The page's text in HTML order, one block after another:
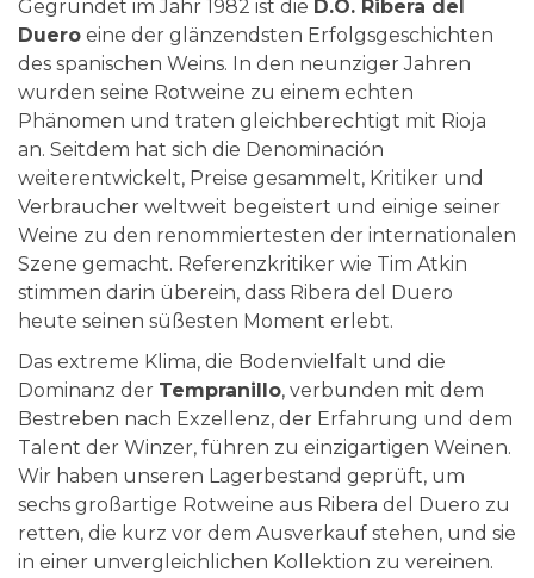
Gegründet im Jahr 1982 ist die D.O. Ribera del
Duero eine der glänzendsten Erfolgsgeschichten
des spanischen Weins. In den neunziger Jahren
wurden seine Rotweine zu einem echten
Phänomen und traten gleichberechtigt mit Rioja
an. Seitdem hat sich die Denominación
weiterentwickelt, Preise gesammelt, Kritiker und
Verbraucher weltweit begeistert und einige seiner
Weine zu den renommiertesten der internationalen
Szene gemacht. Referenzkritiker wie Tim Atkin
stimmen darin überein, dass Ribera del Duero
heute seinen süßesten Moment erlebt.
Das extreme Klima, die Bodenvielfalt und die
Dominanz der Tempranillo, verbunden mit dem
Bestreben nach Exzellenz, der Erfahrung und dem
Talent der Winzer, führen zu einzigartigen Weinen.
Wir haben unseren Lagerbestand geprüft, um
sechs großartige Rotweine aus Ribera del Duero zu
retten, die kurz vor dem Ausverkauf stehen, und sie
in einer unvergleichlichen Kollektion zu vereinen.